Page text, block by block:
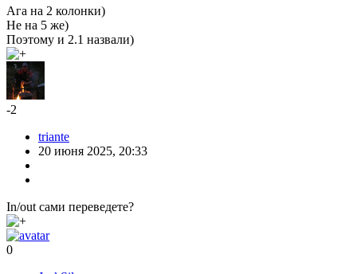
Ага на 2 колонки)
Не на 5 же)
Поэтому и 2.1 назвали)
-2
triante
20 июня 2025, 20:33
In/out сами переведете?
0